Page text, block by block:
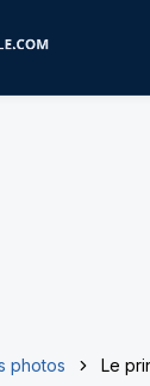
photos Le